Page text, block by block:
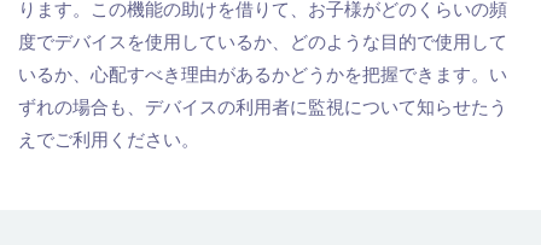
ります。この機能の助けを借りて、お子様がどのくらいの頻
度でデバイスを使用しているか、どのような目的で使用して
いるか、心配すべき理由があるかどうかを把握できます。い
ずれの場合も、デバイスの利用者に監視について知らせたう
えでご利用ください。